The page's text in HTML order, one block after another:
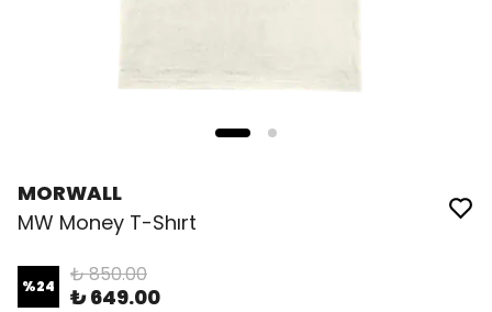
MORWALL
MW Money T-Shırt
%24 ₺ 850.00
₺ 649.00